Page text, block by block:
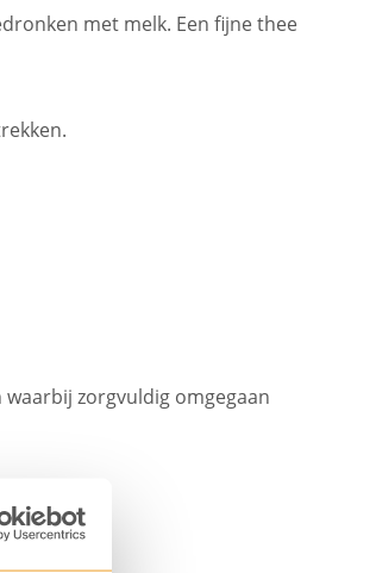
met melk. Een fijne thee
zorgvuldig omgegaan